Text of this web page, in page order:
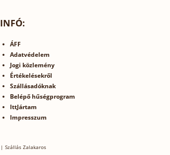
INFÓ:
ÁFF
Adatvédelem
Jogi közlemény
Értékelésekről
Szállásadóknak
Belépő hűségprogram
IttJártam
Impresszum
| Szállás Zalakaros